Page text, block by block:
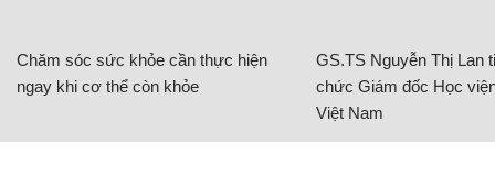
Chăm sóc sức khỏe cần thực hiện
ngay khi cơ thể còn khỏe
GS.TS Nguyễn Thị Lan
chức Giám đốc Học
Việt Nam